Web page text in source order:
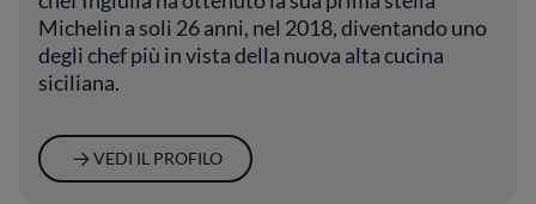
Michelin a soli 26 anni, nel 2018, diventando uno
degli chef più in vista della nuova alta cucina
siciliana.
VEDI IL PROFILO